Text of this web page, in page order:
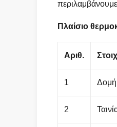
Πλαίσιο
Αριθ.
1
2